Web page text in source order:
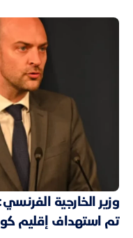
وزير الخارجية
تم استهداف إقليم